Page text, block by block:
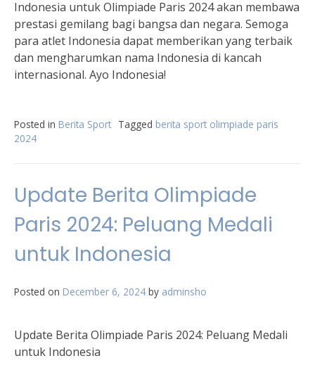
Indonesia untuk Olimpiade Paris 2024 akan membawa
prestasi gemilang bagi bangsa dan negara. Semoga
para atlet Indonesia dapat memberikan yang terbaik
dan mengharumkan nama Indonesia di kancah
internasional. Ayo Indonesia!
Posted in Berita Sport Tagged berita sport olimpiade paris
2024
Update Berita Olimpiade
Paris 2024: Peluang Medali
untuk Indonesia
Posted on December 6, 2024 by adminsho
Update Berita Olimpiade Paris 2024: Peluang Medali
untuk Indonesia